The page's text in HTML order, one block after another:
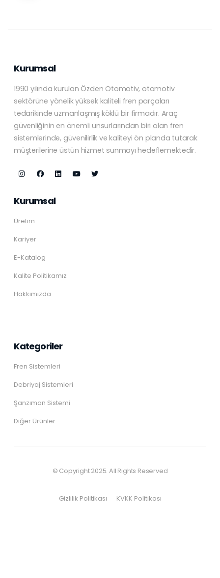
Kurumsal
1990 yılında kurulan Özden Otomotiv, otomotiv
sektörüne yönelik yüksek kaliteli fren parçaları
tedarikinde uzmanlaşmış köklü bir firmadır. Araç
güvenliğinin en önemli unsurlarından biri olan fren
sistemlerinde, güvenilirlik ve kaliteyi ön planda tutarak
müşterilerine üstün hizmet sunmayı hedeflemektedir.
Kurumsal
Üretim
Kariyer
E-Katalog
Kalite Politikamız
Hakkımızda
Kategoriler
Fren Sistemleri
Debriyaj Sistemleri
Şanzıman Sistemi
Diğer Ürünler
© Copyright 2025. All Rights Reserved
Gizlilik Politikası KVKK Politikası